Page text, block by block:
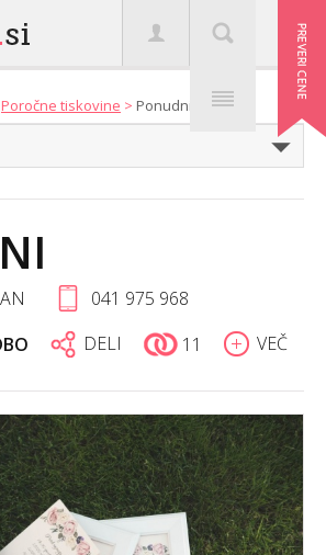
Poročne tiskovine > Ponudniki
041 975 968
DELI 11 VEČ